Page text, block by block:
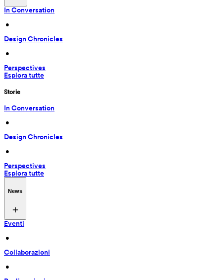
In Conversation
•
Design Chronicles
•
Perspectives
Esplora tutte
Storie
In Conversation
•
Design Chronicles
•
Perspectives
Esplora tutte
News
Eventi
•
Collaborazioni
•